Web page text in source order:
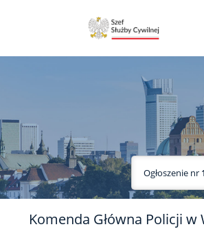
Ogłoszenie nr
Komenda Główna Policji w